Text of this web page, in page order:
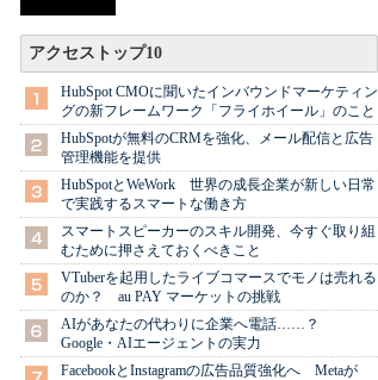
アクセストップ10
HubSpot CMOに聞いたインバウンドマーケティン
グの新フレームワーク「フライホイール」のこと
HubSpotが無料のCRMを強化、メール配信と広告
管理機能を提供
HubSpotとWeWork 世界の成長企業が新しい日常
で実践するスマートな働き方
スマートスピーカーのスキル開発、今すぐ取り組
むために押さえておくべきこと
VTuberを起用したライブコマースでモノは売れる
のか？ au PAY マーケットの挑戦
AIがあなたの代わりに企業へ電話……？
Google・AIエージェントの実力
FacebookとInstagramの広告品質強化へ Metaが